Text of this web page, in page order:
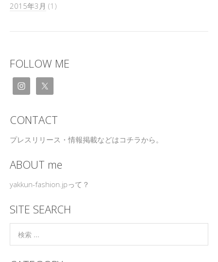
2015年3月 (1)
FOLLOW ME
CONTACT
プレスリリース・情報掲載などはコチラから。
ABOUT me
yakkun-fashion.jpって？
SITE SEARCH